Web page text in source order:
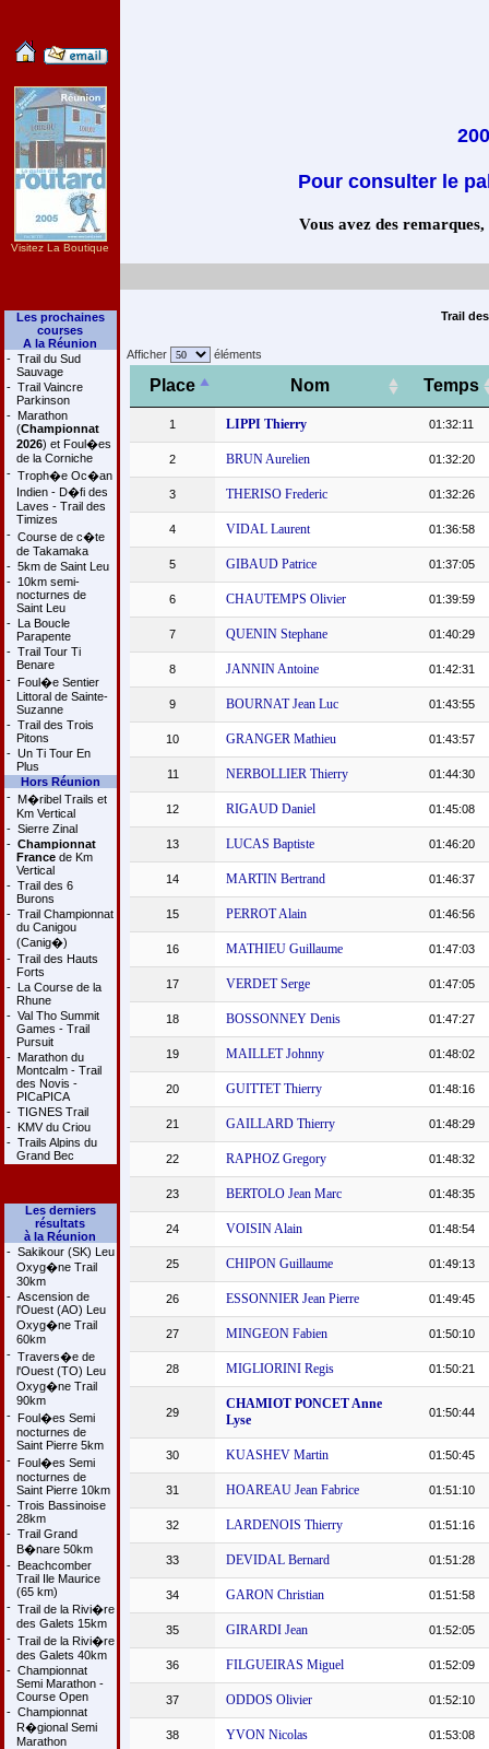
Visitez La Boutique
Les prochaines
courses
A la Réunion
- Trail du Sud
Sauvage
- Trail Vaincre
Parkinson
- Marathon
(Championnat
2026) et Foul�es
de la Corniche
- Troph�e Oc�an
Indien - D�fi des
Laves - Trail des
Timizes
- Course de c�te
de Takamaka
- 5km de Saint Leu
- 10km semi-
nocturnes de
Saint Leu
- La Boucle
Parapente
- Trail Tour Ti
Benare
- Foul�e Sentier
Littoral de Sainte-
Suzanne
- Trail des Trois
Pitons
- Un Ti Tour En
Plus
Hors Réunion
- M�ribel Trails et
Km Vertical
- Sierre Zinal
- Championnat
Francede Km
Vertical
- Trail des 6
Burons
- Trail Championnat
du Canigou
(Canig�)
- Trail des Hauts
Forts
- La Course de la
Rhune
- Val Tho Summit
Games - Trail
Pursuit
- Marathon du
Montcalm - Trail
des Novis -
PICaPICA
- TIGNES Trail
- KMV du Criou
- Trails Alpins du
Grand Bec
Les derniers
résultats
à la Réunion
- Sakikour (SK) Leu
Oxyg�ne Trail
30km
- Ascension de
l'Ouest (AO) Leu
Oxyg�ne Trail
60km
- Travers�e de
l'Ouest (TO) Leu
Oxyg�ne Trail
90km
- Foul�es Semi
nocturnes de
Saint Pierre 5km
- Foul�es Semi
nocturnes de
Saint Pierre 10km
- Trois Bassinoise
28km
- Trail Grand
B�nare 50km
- Beachcomber
Trail Ile Maurice
(65 km)
- Trail de la Rivi�re
des Galets 15km
- Trail de la Rivi�re
des Galets 40km
- Championnat
Semi Marathon -
Course Open
- Championnat
R�gional Semi
Marathon
Pour consulter le
Vous avez des
Trail
Afficher éléments
Place Nom Temps
1 LIPPI Thierry 01:32:11
2 BRUN Aurelien 01:32:20
3 THERISO Frederic 01:32:26
4 VIDAL Laurent 01:36:58
5 GIBAUD Patrice 01:37:05
6 CHAUTEMPS Olivier 01:39:59
7 QUENIN Stephane 01:40:29
8 JANNIN Antoine 01:42:31
9 BOURNAT Jean Luc 01:43:55
10 GRANGER Mathieu 01:43:57
11 NERBOLLIER Thierry 01:44:30
12 RIGAUD Daniel 01:45:08
13 LUCAS Baptiste 01:46:20
14 MARTIN Bertrand 01:46:37
15 PERROT Alain 01:46:56
16 MATHIEU Guillaume 01:47:03
17 VERDET Serge 01:47:05
18 BOSSONNEY Denis 01:47:27
19 MAILLET Johnny 01:48:02
20 GUITTET Thierry 01:48:16
21 GAILLARD Thierry 01:48:29
22 RAPHOZ Gregory 01:48:32
23 BERTOLO Jean Marc 01:48:35
24 VOISIN Alain 01:48:54
25 CHIPON Guillaume 01:49:13
26 ESSONNIER Jean Pierre 01:49:45
27 MINGEON Fabien 01:50:10
28 MIGLIORINI Regis 01:50:21
29
CHAMIOT PONCET Anne
Lyse
01:50:44
30 KUASHEV Martin 01:50:45
31 HOAREAU Jean Fabrice 01:51:10
32 LARDENOIS Thierry 01:51:16
33 DEVIDAL Bernard 01:51:28
34 GARON Christian 01:51:58
35 GIRARDI Jean 01:52:05
36 FILGUEIRAS Miguel 01:52:09
37 ODDOS Olivier 01:52:10
38 YVON Nicolas 01:53:08